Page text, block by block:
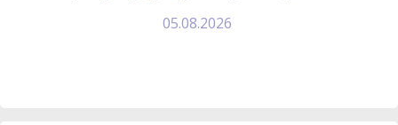
05.08.2026